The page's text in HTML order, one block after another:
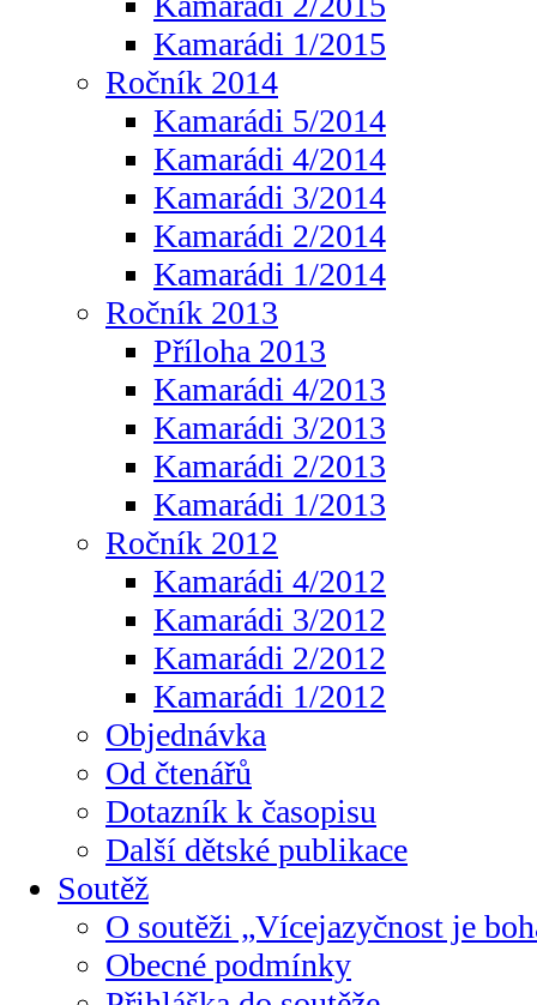
Kamarádi 1/2015
Ročník 2014
Kamarádi 5/2014
Kamarádi 4/2014
Kamarádi 3/2014
Kamarádi 2/2014
Kamarádi 1/2014
Ročník 2013
Příloha 2013
Kamarádi 4/2013
Kamarádi 3/2013
Kamarádi 2/2013
Kamarádi 1/2013
Ročník 2012
Kamarádi 4/2012
Kamarádi 3/2012
Kamarádi 2/2012
Kamarádi 1/2012
Objednávka
Od čtenářů
Dotazník k časopisu
Další dětské publikace
Soutěž
O soutěži „Vícejazyčnost je
Obecné podmínky